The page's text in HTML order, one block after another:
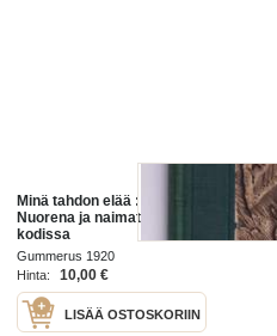
Minä tahdon elää : Elämän hurma ;
Nuorena ja naimatonna ; Omassa
kodissa
Gummerus 1920
Hinta:
10,00 €
LISÄÄ OSTOSKORIIN